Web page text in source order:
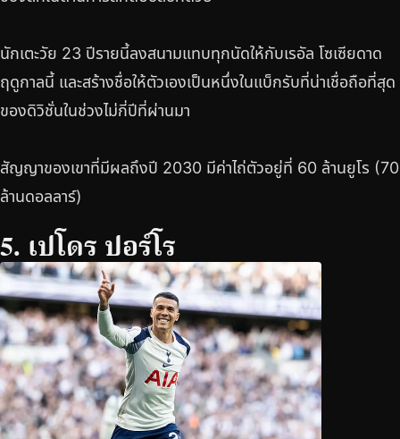
นักเตะวัย 23 ปีรายนี้ลงสนามแทบทุกนัดให้กับเรอัล โซเซียดาด
ฤดูกาลนี้ และสร้างชื่อให้ตัวเองเป็นหนึ่งในแบ็กรับที่น่าเชื่อถือที่สุด
ของดิวิชั่นในช่วงไม่กี่ปีที่ผ่านมา
สัญญาของเขาที่มีผลถึงปี 2030 มีค่าไถ่ตัวอยู่ที่ 60 ล้านยูโร (70
ล้านดอลลาร์)
5. เปโดร ปอร์โร